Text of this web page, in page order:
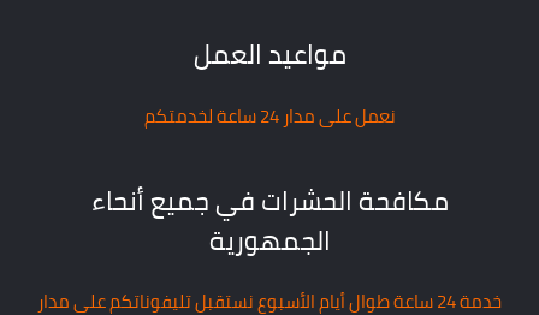
مواعيد العمل
نعمل على مدار 24 ساعة لخدمتكم
مكافحة الحشرات في جميع أنحاء
الجمهورية
خدمة 24 ساعة طوال أيام الأسبوع نستقبل تليفوناتكم على مدار